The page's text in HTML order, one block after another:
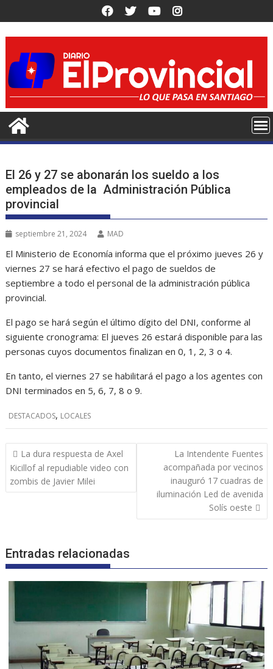
al
contenido
El 26 y 27 se abonarán los sueldo a los
empleados de la Administración Pública
provincial
septiembre 21, 2024 MAD
El Ministerio de Economía informa que el próximo jueves 26 y
viernes 27 se hará efectivo el pago de sueldos de
septiembre a todo el personal de la administración pública
provincial.
El pago se hará según el último dígito del DNI, conforme al
siguiente cronograma: El jueves 26 estará disponible para las
personas cuyos documentos finalizan en 0, 1, 2, 3 o 4.
En tanto, el viernes 27 se habilitará el pago a los agentes con
DNI terminados en 5, 6, 7, 8 o 9.
DESTACADOS, LOCALES
Navegación
de
entradas
La dura respuesta de Axel
Kicillof al repudiable video con
zombis de Javier Milei
La Intendente Fuentes
acompañada por vecinos
inauguró 17 cuadras de
iluminación Led de avenida
Solís oeste
Entradas relacionadas